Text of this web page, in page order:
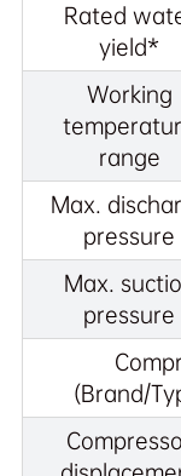
Rated
yield*
Working
range
Max.
pressure
Max.
pressure
(Brand/